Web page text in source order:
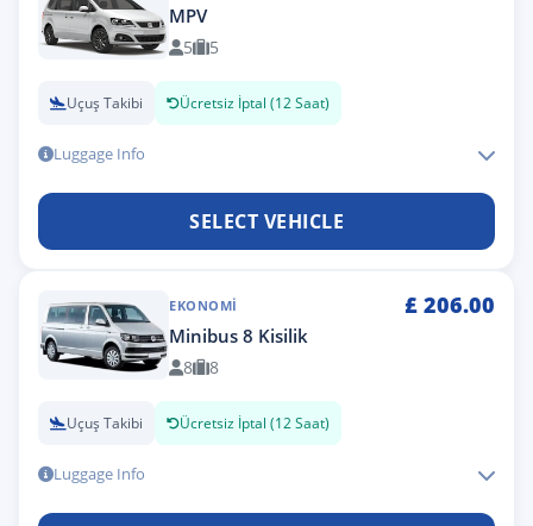
MPV
5 5
Uçuş Takibi Ücretsiz İptal (12 Saat)
Luggage Info
SELECT VEHICLE
EKONOMI £ 206.00
Minibus 8 Kisilik
8 8
Uçuş Takibi Ücretsiz İptal (12 Saat)
Luggage Info